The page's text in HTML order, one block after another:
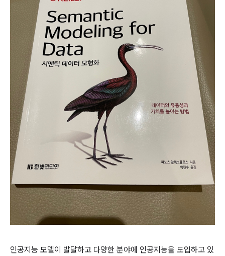
인공지능 모델이 발달하고 다양한 분야에 인공지능을 도입하고 있